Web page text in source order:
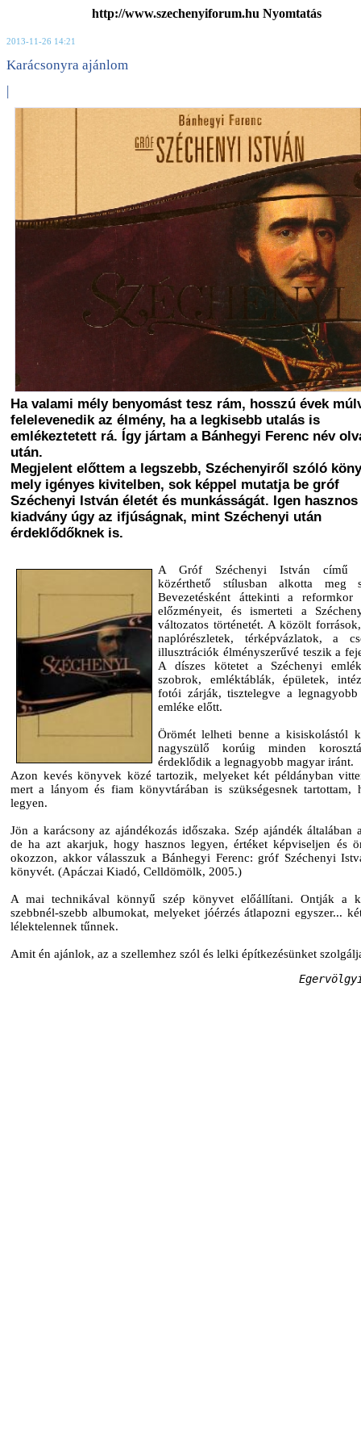
http://www.szechenyiforum.hu Nyomtatás
2013-11-26 14:21
Karácsonyra ajánlom
|
Ha valami mély benyomást tesz rám, hosszú évek
felelevenedik az élmény, ha a legkisebb utalás is
emlékeztetett rá. Így jártam a Bánhegyi Ferenc név
után.
Megjelent előttem a legszebb, Széchenyiről szóló
mely igényes kivitelben, sok képpel mutatja be gróf
Széchenyi István életét és munkásságát. Igen hasznos
kiadvány úgy az ifjúságnak, mint Széchenyi után
érdeklődőknek is.
A Gróf Széchenyi István című
közérthető stílusban alkotta meg
Bevezetésként áttekinti a reformkor
előzményeit, és ismerteti a
változatos történetét. A közölt
naplórészletek, térképvázlatok, a
illusztrációk élményszerűvé teszik a
A díszes kötetet a Széchenyi
szobrok, emléktáblák, épületek,
fotói zárják, tisztelegve a legnagyobb
emléke előtt.
Örömét lelheti benne a kisiskolástól
nagyszülő korúig minden
érdeklődik a legnagyobb magyar iránt.
Azon kevés könyvek közé tartozik, melyeket két példányban
mert a lányom és fiam könyvtárában is szükségesnek tartottam,
legyen.
Jön a karácsony az ajándékozás időszaka. Szép ajándék általában
de ha azt akarjuk, hogy hasznos legyen, értéket képviseljen és
okozzon, akkor válasszuk a Bánhegyi Ferenc: gróf Széchenyi
könyvét. (Apáczai Kiadó, Celldömölk, 2005.)
A mai technikával könnyű szép könyvet előállítani. Ontják a
szebbnél-szebb albumokat, melyeket jóérzés átlapozni egyszer...
lélektelennek tűnnek.
Amit én ajánlok, az a szellemhez szól és lelki építkezésünket